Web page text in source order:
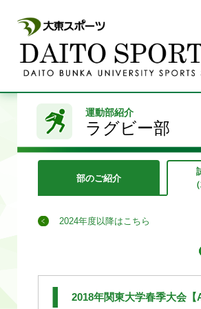
運動部紹介
ラグビー部
部のご紹介
2024年度以降はこちら
2018年関東大学春季大会【